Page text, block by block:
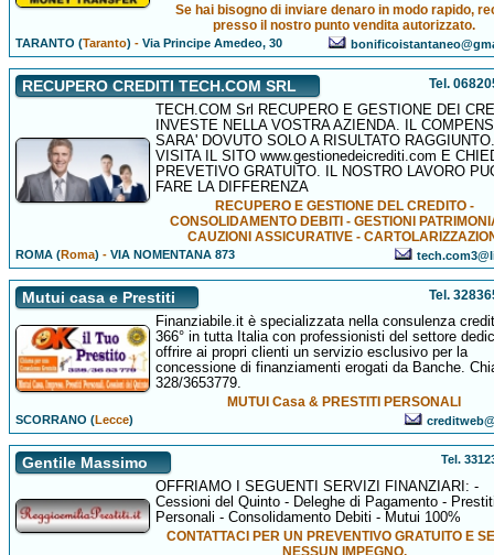
Se hai bisogno di inviare denaro in modo rapido,
presso il nostro punto vendita autorizzato.
TARANTO (Taranto) -Via Principe Amedeo, 30
RECUPERO CREDITI TECH.COM SRL Tel.
TECH.COM Srl RECUPERO E GESTIONE DEI
INVESTE NELLA VOSTRA AZIENDA. IL
SARA' DOVUTO SOLO A RISULTATO RAGGIUNTO.
VISITA IL SITO www.gestionedeicrediti.com E
PREVETIVO GRATUITO. IL NOSTRO LAVORO
FARE LA DIFFERENZA
RECUPERO E GESTIONE DEL CREDITO -
CONSOLIDAMENTO DEBITI - GESTIONI
CAUZIONI ASSICURATIVE -
ROMA (Roma) -VIA NOMENTANA 873
Mutui casa e Prestiti Tel.
Finanziabile.it è specializzata nella consulenza
366° in tutta Italia con professionisti del settore
offrire ai propri clienti un servizio esclusivo per la
concessione di finanziamenti erogati da Banche.
328/3653779.
MUTUI Casa & PRESTITI PERSONALI
SCORRANO (Lecce)
Gentile Massimo Tel.
OFFRIAMO I SEGUENTI SERVIZI FINANZIARI: -
Cessioni del Quinto - Deleghe di Pagamento -
Personali - Consolidamento Debiti - Mutui 100%
CONTATTACI PER UN PREVENTIVO GRATUITO E
NESSUN IMPEGNO.